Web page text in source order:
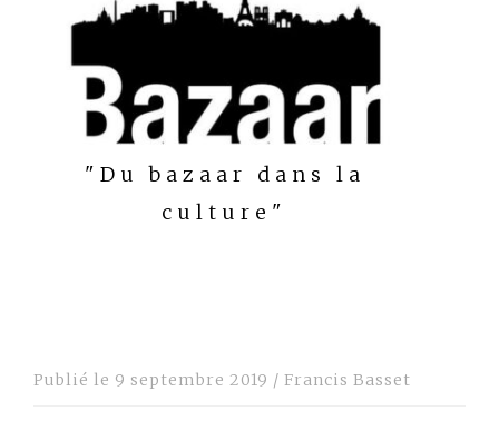
"Du bazaar dans la
culture"
Publié le 9 septembre 2019 / Francis Basset